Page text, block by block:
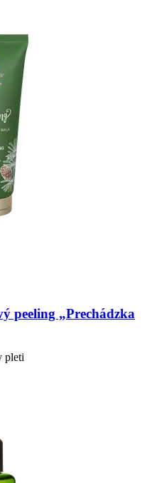
peeling „Prechádzka
pleti